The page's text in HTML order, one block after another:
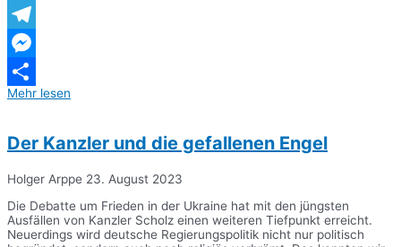
WhatsApp
Telegram
Messenger
Teilen
Mehr lesen
Der Kanzler und die gefallenen Engel
Holger Arppe 23. August 2023
Die Debatte um Frieden in der Ukraine hat mit den jüngsten
Ausfällen von Kanzler Scholz einen weiteren Tiefpunkt erreicht.
Neuerdings wird deutsche Regierungspolitik nicht nur politisch